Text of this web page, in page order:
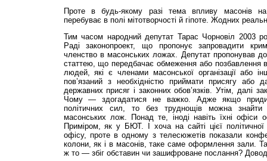
Проте в будь-якому разі тема впливу масонів на
перебуває в полі мітотворчості й гіпоте. Жодних
Тим часом народний депутат Тарас Чорновіл 2003
Раді законопроект, що пропонує запровадити
членство в масонських ложах. Депутат пропонував
статтею, що передбачає обмеження або позбавлення
людей, які є членами масонської організації або
пов’язаний з необхідністю приймати присягу або
державних присяг і законних обов’язків. Утім, далі
Чому — здогадатися не важко. Адже якщо
політичних сил, то без труднощів можна знайти
масонських лож. Понад те, іноді навіть їхні
Приміром, як у БЮТ. І хоча на сайті цієї
офісу, проте в одному з телесюжетів показали
колони, як і в масонів, таке саме оформлення зали.
ж то — збіг обставин чи зашифроване послання?